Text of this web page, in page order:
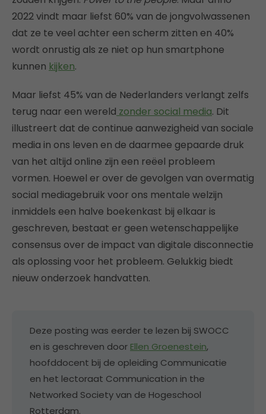
2022 vindt maar liefst 60% van de jongvolwassenen
dat ze te veel achter een scherm zitten en 40%
wordt onrustig als ze niet op hun smartphone
kunnen kijken.
Maar liefst 45% van de Nederlanders verlangt zelfs
terug naar een wereld zonder social media. Dit
illustreert dat de continue aanwezigheid van sociale
media in ons leven en de daarmee gepaarde druk
van het altijd online zijn een reëel probleem
vormen. Hoewel er over de gevolgen van overmatig
social mediagebruik voor ons mentale welzijn
inmiddels een halve boekenkast bij elkaar is
geschreven, bestaat er geen wetenschappelijke
consensus over de impact van digitale disconnectie
als oplossing voor het probleem. Gelukkig biedt
nieuw onderzoek handvatten.
Deze posting was eerder te lezen bij SWOCC
en is geschreven door Ellen Groenestein,
hoofddocent bij de opleiding Communicatie
en het lectoraat Communication in the
Networked Society van de Hogeschool
Rotterdam.